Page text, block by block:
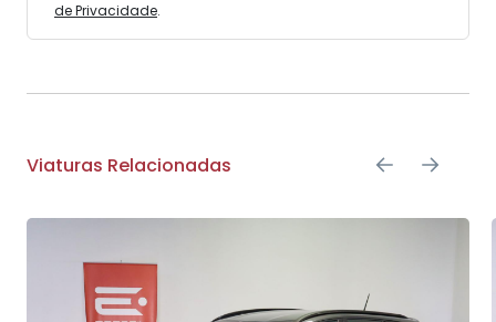
de Privacidade.
Viaturas Relacionadas